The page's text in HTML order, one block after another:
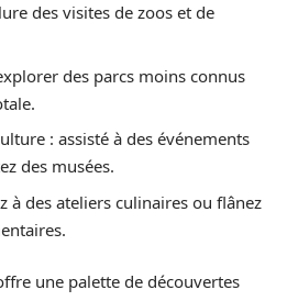
des visites de zoos et de
des parcs moins connus
: assisté à des événements
des musées.
à des ateliers culinaires ou flânez
une palette de découvertes